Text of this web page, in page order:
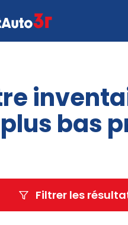
ça marche
plus bas
Filtrer les